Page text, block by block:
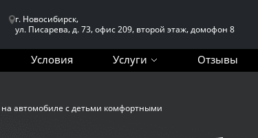
г. Новосибирск,
ул. Писарева, д. 73, офис 209, второй этаж, домофон 8
Условия Услуги Отзывы
на автомобиле с детьми комфортными